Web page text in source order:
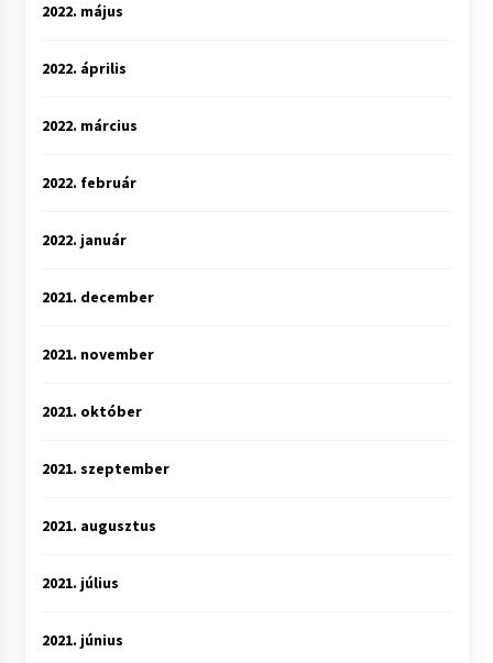
2022. május
2022. április
2022. március
2022. február
2022. január
2021. december
2021. november
2021. október
2021. szeptember
2021. augusztus
2021. július
2021. június